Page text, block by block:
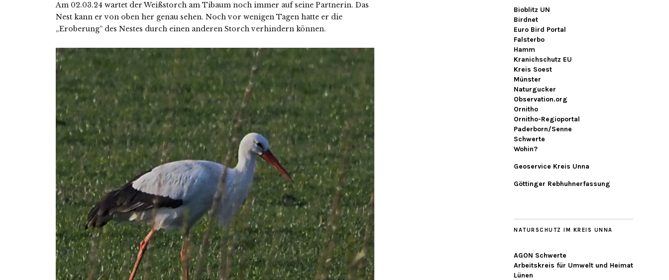
Am 02.03.24 wartet der Weißstorch am Tibaum noch immer auf seine Partnerin. Das
Nest kann er von oben her genau sehen. Noch vor wenigen Tagen hatte er die
„Eroberung“ des Nestes durch einen anderen Storch verhindern können.
Bioblitz UN
Birdnet
Euro Bird Portal
Falsterbo
Hamm
Kranichschutz EU
Kreis Soest
Münster
Naturgucker
Observation.org
Ornitho
Ornitho-Regioportal
Paderborn/Senne
Schwerte
Wohin?
Geoservice Kreis Unna
Göttinger Rebhuhnerfassung
NATURSCHUTZ IM KREIS UNNA
AGON Schwerte
Arbeitskreis für Umwelt und Heimat
Lünen